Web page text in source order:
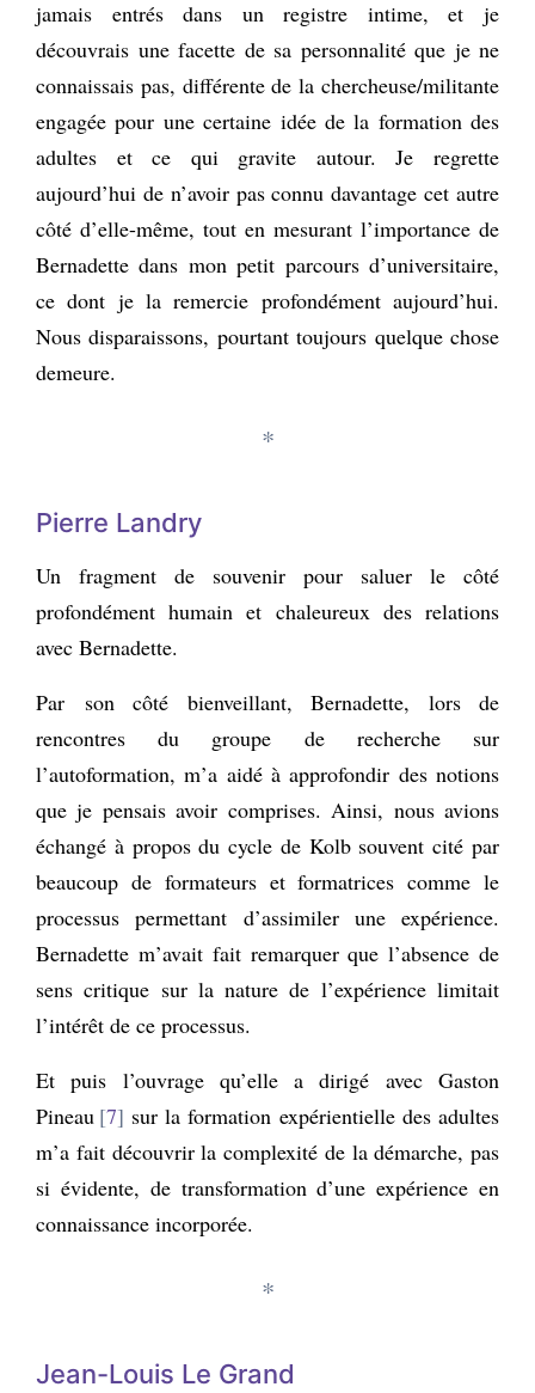
jamais entrés dans un registre intime, et je
découvrais une facette de sa personnalité que je ne
connaissais pas, différente de la chercheuse/militante
engagée pour une certaine idée de la formation des
adultes et ce qui gravite autour. Je regrette
aujourd’hui de n’avoir pas connu davantage cet autre
côté d’elle-même, tout en mesurant l’importance de
Bernadette dans mon petit parcours d’universitaire,
ce dont je la remercie profondément aujourd’hui.
Nous disparaissons, pourtant toujours quelque chose
demeure.
*
Pierre Landry
Un fragment de souvenir pour saluer le côté
profondément humain et chaleureux des relations
avec Bernadette.
Par son côté bienveillant, Bernadette, lors de
rencontres du groupe de recherche sur
l’autoformation, m’a aidé à approfondir des notions
que je pensais avoir comprises. Ainsi, nous avions
échangé à propos du cycle de Kolb souvent cité par
beaucoup de formateurs et formatrices comme le
processus permettant d’assimiler une expérience.
Bernadette m’avait fait remarquer que l’absence de
sens critique sur la nature de l’expérience limitait
l’intérêt de ce processus.
Et puis l’ouvrage qu’elle a dirigé avec Gaston
Pineau 7 sur la formation expérientielle des adultes
m’a fait découvrir la complexité de la démarche, pas
si évidente, de transformation d’une expérience en
connaissance incorporée.
*
Jean-Louis Le Grand